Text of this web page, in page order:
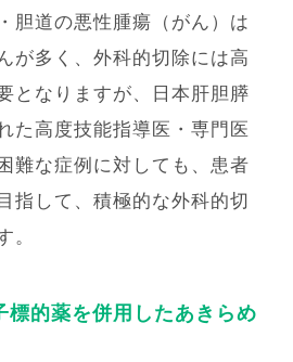
胆道の悪性腫瘍（がん）は
が多く、外科的切除には⾼
となりますが、⽇本肝胆膵
た⾼度技能指導医・専⾨医
難な症例に対しても、患者
指して、積極的な外科的切
標的薬を併⽤したあきらめ